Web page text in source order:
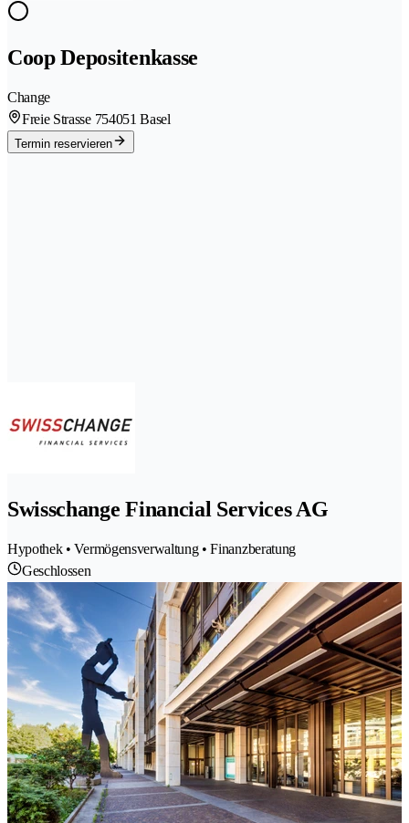
Coop Depositenkasse
Change
Freie Strasse 754051 Basel
Termin reservieren
Swisschange Financial Services AG
Hypothek • Vermögensverwaltung • Finanzberatung
Geschlossen